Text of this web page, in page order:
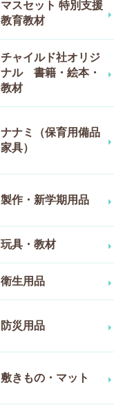
マスセット 特別支援
教育教材
チャイルド社オリジ
ナル 書籍・絵本・
教材
ナナミ（保育用備品
家具）
製作・新学期用品
玩具・教材
衛生用品
防災用品
敷きもの・マット